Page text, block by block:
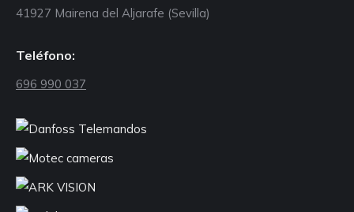
41927 Mairena del Aljarafe (Sevilla)
Teléfono:
696 990 037